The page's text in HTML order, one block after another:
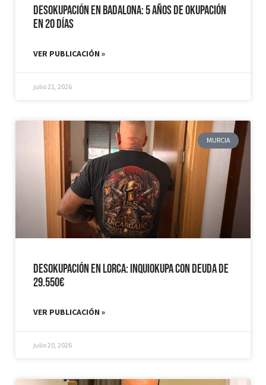
Desokupación en Badalona: 5 años de Okupación
en 20 días
VER PUBLICACIÓN »
julio 21, 2026
MURCIA
Desokupación en Lorca: Inquiokupa con Deuda de
29.550€
VER PUBLICACIÓN »
julio 20, 2026